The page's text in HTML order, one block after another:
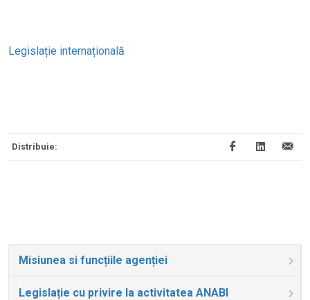
Legislație internațională
Distribuie:
Misiunea si funcțiile agenției
Legislație cu privire la activitatea ANABI